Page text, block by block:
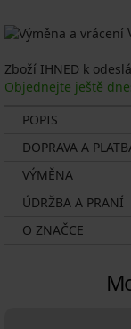
Zboží IHNED k
Objednejte ještě
POPIS
DOPRAVA A
VÝMĚNA
ÚDRŽBA A PRANÍ
O ZNAČCE